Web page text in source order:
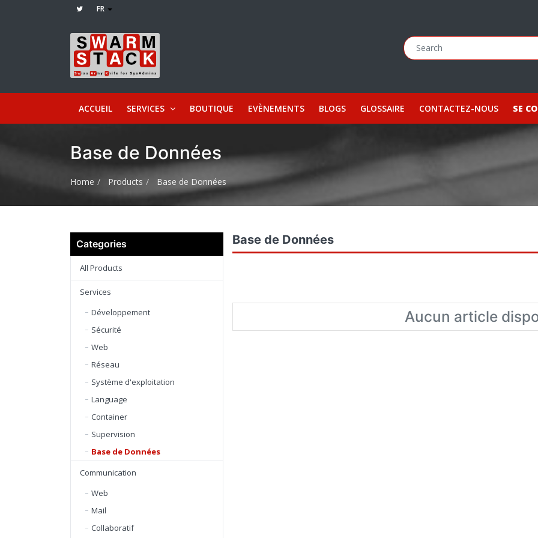
FR
ACCUEIL SERVICES BOUTIQUE EVÈNEMENTS BLOGS GLOSSAIRE CONTACTEZ-NOUS SE
Base de Données
Home Products Base de Données
Categories
All Products
Services
Développement
Sécurité
Web
Réseau
Système d'exploitation
Language
Container
Supervision
Base de Données
Communication
Web
Mail
Collaboratif
Base de Données
Aucun article